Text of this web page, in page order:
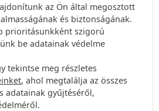
az Ön által megosztott
és biztonságának.
prioritásunkként szigorú
be adatainak védelme
tekintse meg részletes
, ahol megtalálja az összes
adatainak gyűjtéséről,